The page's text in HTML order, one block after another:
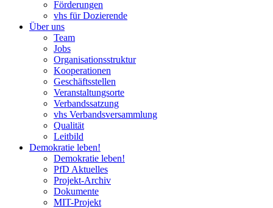
Förderungen
vhs für Dozierende
Über uns
Team
Jobs
Organisationsstruktur
Kooperationen
Geschäftsstellen
Veranstaltungsorte
Verbandssatzung
vhs Verbandsversammlung
Qualität
Leitbild
Demokratie leben!
Demokratie leben!
PfD Aktuelles
Projekt-Archiv
Dokumente
MIT-Projekt